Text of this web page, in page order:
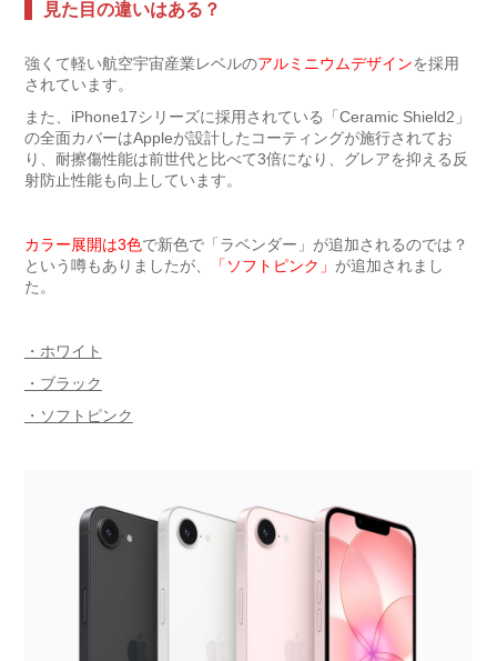
見た目の違いはある？
強くて軽い航空宇宙産業レベルのアルミニウムデザインを採用
されています。
また、iPhone17シリーズに採用されている「Ceramic Shield2」
の全面カバーはAppleが設計したコーティングが施行されてお
り、耐擦傷性能は前世代と比べて3倍になり、グレアを抑える反
射防止性能も向上しています。
カラー展開は3色で新色で「ラベンダー」が追加されるのでは？
という噂もありましたが、
「ソフトピンク」 が追加されまし
た。
・ホワイト
・ブラック
・ソフトピンク